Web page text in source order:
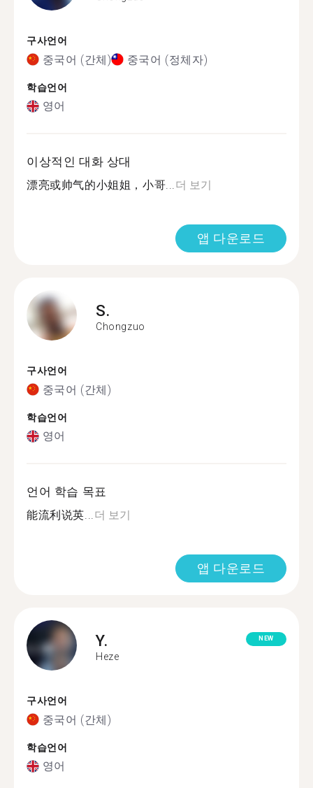
구사언어
중국어 (간체) 중국어 (정체자)
학습언어
영어
이상적인 대화 상대
漂亮或帅气的小姐姐，小哥...더 보기
앱 다운로드
S.
Chongzuo
구사언어
중국어 (간체)
학습언어
영어
언어 학습 목표
能流利说英...더 보기
앱 다운로드
Y.
Heze
NEW
구사언어
중국어 (간체)
학습언어
영어